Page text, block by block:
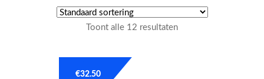
Tuning parts
Toont alle 12 resultaten
€32.50